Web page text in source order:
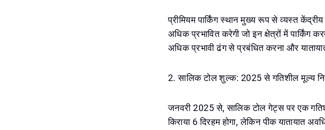
प्रीमियम पार्किंग स्थान मुख्य रूप से व्यस्त
अधिक प्रभावित करेगी जो इन क्षेत्रों में पार्किंग
अधिक प्रभावी ढंग से प्रबंधित करना और
2. सालिक टोल शुल्क: 2025 से गतिशील मूल्य
जनवरी 2025 से, सालिक टोल गेट्स पर एक
किराया 6 दिरहम होगा, लेकिन पीक यातायात